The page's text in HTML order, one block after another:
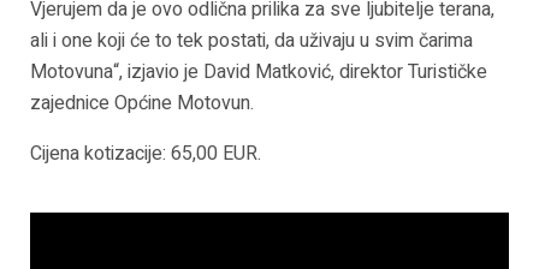
Vjerujem da je ovo odlična prilika za sve ljubitelje terana,
ali i one koji će to tek postati, da uživaju u svim čarima
Motovuna“, izjavio je David Matković, direktor Turističke
zajednice Općine Motovun.
Cijena kotizacije: 65,00 EUR.